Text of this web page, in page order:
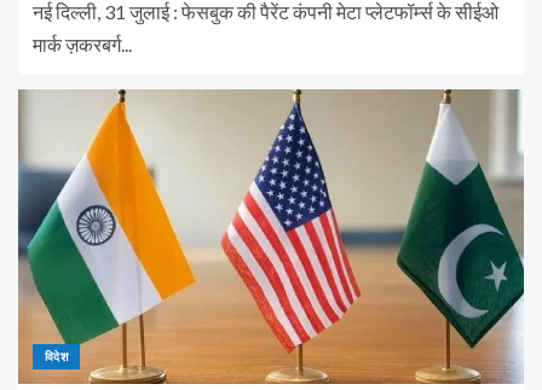
नई दिल्ली, 31 जुलाई : फेसबुक की पैरेंट कंपनी मेटा प्लेटफॉर्म्स के सीईओ
मार्क ज़करबर्ग...
विदेश